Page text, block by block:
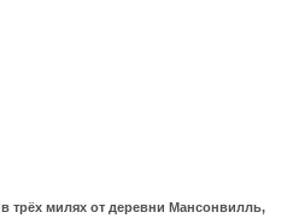
трёх милях от деревни Мансонвилль,